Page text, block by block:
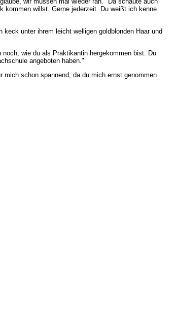
kommen willst. Gerne jederzeit. Du weißt ich kenne
unter ihrem leicht welligen goldblonden Haar und
wie du als Praktikantin hergekommen bist. Du
angeboten haben."
schon spannend, da du mich ernst genommen